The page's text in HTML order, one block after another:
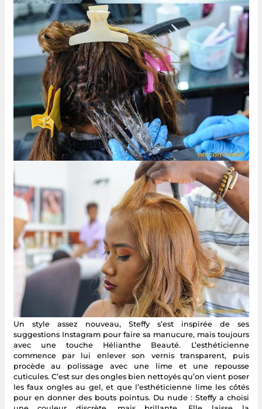
Un style assez nouveau, Steffy s’est inspirée de ses
suggestions Instagram pour faire sa manucure, mais toujours
avec une touche Hélianthe Beauté. L’esthéticienne
commence par lui enlever son vernis transparent, puis
procède au polissage avec une lime et une repousse
cuticules. C’est sur des ongles bien nettoyés qu’on vient poser
les faux ongles au gel, et que l’esthéticienne lime les côtés
pour en donner des bouts pointus. Du nude : Steffy a choisi